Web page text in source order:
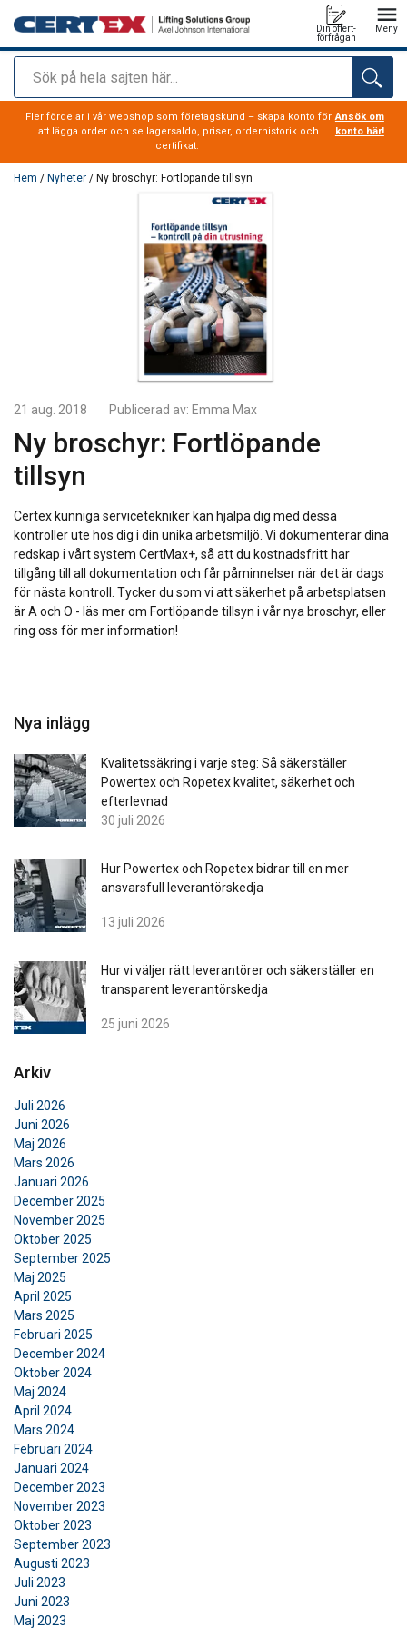
Sök
Din offert-
förfrågan
Meny
tillagd i varukorg
Fler fördelar i vår webshop som företagskund – skapa konto för
att lägga order och se lagersaldo, priser, orderhistorik och
certifikat.
Ansök om
konto här!
Hem / Nyheter / Ny broschyr: Fortlöpande tillsyn
21 aug. 2018 Publicerad av: Emma Max
Ny broschyr: Fortlöpande
tillsyn
Certex kunniga servicetekniker kan hjälpa dig med dessa
kontroller ute hos dig i din unika arbetsmiljö. Vi dokumenterar dina
redskap i vårt system CertMax+, så att du kostnadsfritt har
tillgång till all dokumentation och får påminnelser när det är dags
för nästa kontroll. Tycker du som vi att säkerhet på arbetsplatsen
är A och O - läs mer om Fortlöpande tillsyn i vår nya broschyr, eller
ring oss för mer information!
Nya inlägg
Kvalitetssäkring i varje steg: Så säkerställer
Powertex och Ropetex kvalitet, säkerhet och
efterlevnad
30 juli 2026
Hur Powertex och Ropetex bidrar till en mer
ansvarsfull leverantörskedja
13 juli 2026
Hur vi väljer rätt leverantörer och säkerställer en
transparent leverantörskedja
25 juni 2026
Arkiv
Juli 2026
Juni 2026
Maj 2026
Mars 2026
Januari 2026
December 2025
November 2025
Oktober 2025
September 2025
Maj 2025
April 2025
Mars 2025
Februari 2025
December 2024
Oktober 2024
Maj 2024
April 2024
Mars 2024
Februari 2024
Januari 2024
December 2023
November 2023
Oktober 2023
September 2023
Augusti 2023
Juli 2023
Juni 2023
Maj 2023